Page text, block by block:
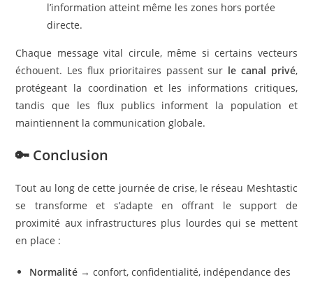
l’information atteint même les zones hors portée
directe.
Chaque message vital circule, même si certains vecteurs
échouent. Les flux prioritaires passent sur le canal privé,
protégeant la coordination et les informations critiques,
tandis que les flux publics informent la population et
maintiennent la communication globale.
🔑 Conclusion
Tout au long de cette journée de crise, le réseau Meshtastic
se transforme et s’adapte en offrant le support de
proximité aux infrastructures plus lourdes qui se mettent
en place :
Normalité → confort, confidentialité, indépendance des